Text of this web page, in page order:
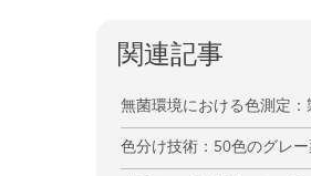
関連記事
無菌環境における色測定
色分け技術：50色のグレー